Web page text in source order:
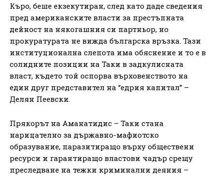
Къро, беше екзекутиран, след като даде сведения
пред американските власти за престъпната
дейност на някогашния си партньор, но
прокуратурата не вижда българска връзка. Тази
институционална слепота има обяснение и то е в
солидните позиции на Таки в задкулисната
власт, където той оспорва върховенството на
един друг представител на “едрия капитал” –
Делян Пеевски.
Прякорът на Аманатидис – Таки стана
нарицателно за държавно-мафиотско
образувание, паразитиращо върху обществени
ресурси и гарантиращо властови чадър срещу
преследване на тежки криминални деяния –